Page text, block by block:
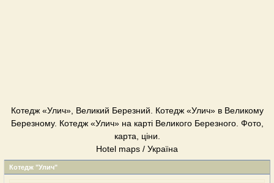
Котедж «Улич», Великий Березний. Котедж «Улич» в Великому
Березному. Котедж «Улич» на карті Великого Березного. Фото,
карта, ціни.
Hotel maps / Україна
Котедж "Улич"